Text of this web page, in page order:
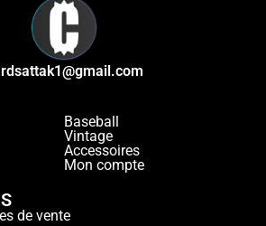
Baseball
Vintage
Accessoires
Mon compte
de vente